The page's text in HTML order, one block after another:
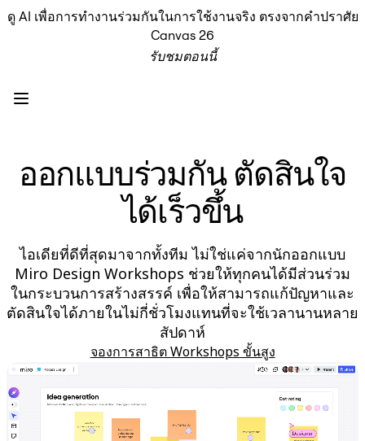
AI Workflows
ตัวเชื่อมต่อ
เซิร์ฟเวอร์ MCP
เซิร์ฟเวอร์ MCP
Blueprints
การผสานรวม
ความปลอดภัย
Enterprise Guard
แพลตฟอร์มสำหรับนักพัฒนา
ดาวน์โหลดแอป
ไวท์บอร์ด
ไดอะแกรม
ดู AI เพื่อการทำงานร่วมกันในการใช้งานจริง ตรงจากคำปราศัย
Canvas 26
รับชมตอนนี้
ออกแบบร่วมกัน ตัดสินใจ
ได้เร็วขึ้น
ไอเดียที่ดีที่สุดมาจากทั้งทีม ไม่ใช่แค่จากนักออกแบบ
Miro Design Workshops ช่วยให้ทุกคนได้มีส่วนร่วม
ในกระบวนการสร้างสรรค์ เพื่อให้สามารถแก้ปัญหาและ
ตัดสินใจได้ภายในไม่กี่ชั่วโมงแทนที่จะใช้เวลานานหลาย
สัปดาห์
จองการสาธิต Workshops ขั้นสูง